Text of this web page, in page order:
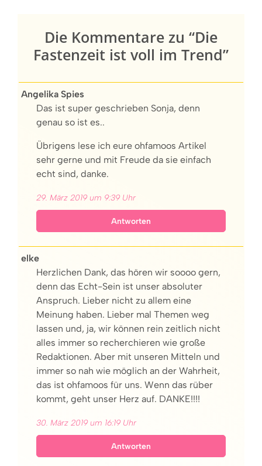
Die Kommentare zu “Die
Fastenzeit ist voll im Trend”
Angelika Spies
Das ist super geschrieben Sonja, denn
genau so ist es..
Übrigens lese ich eure ohfamoos Artikel
sehr gerne und mit Freude da sie einfach
echt sind, danke.
29. März 2019 um 9:39 Uhr
Antworten
elke
Herzlichen Dank, das hören wir soooo gern,
denn das Echt-Sein ist unser absoluter
Anspruch. Lieber nicht zu allem eine
Meinung haben. Lieber mal Themen weg
lassen und, ja, wir können rein zeitlich nicht
alles immer so recherchieren wie große
Redaktionen. Aber mit unseren Mitteln und
immer so nah wie möglich an der Wahrheit,
das ist ohfamoos für uns. Wenn das rüber
kommt, geht unser Herz auf. DANKE!!!!
30. März 2019 um 16:19 Uhr
Antworten